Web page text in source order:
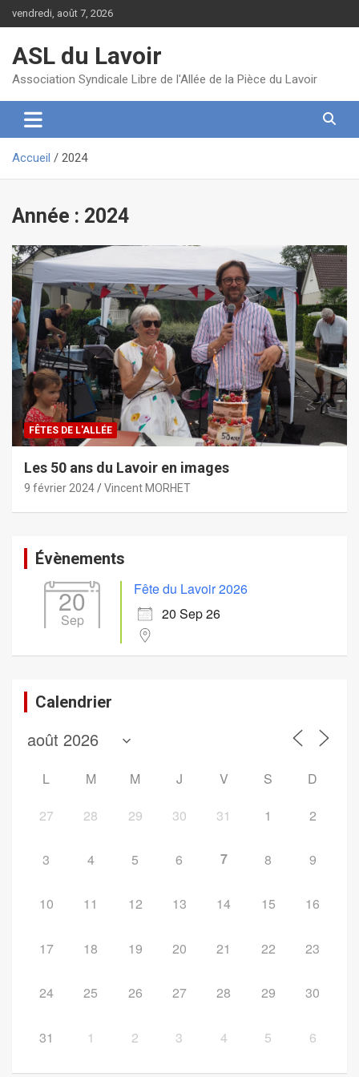
au
vendredi, août 7, 2026
ASL du Lavoir
Association Syndicale Libre de l'Allée de la Pièce du Lavoir
Accueil 2024
Année : 2024
FÊTES DE L'ALLÉE
Les 50 ans du Lavoir en images
9 février 2024 Vincent MORHET
Évènements
20
Sep
Fête du Lavoir 2026
20 Sep 26
Calendrier
L M M J V S
D
27
28 29 30 31 1 2
3 4 5 6 7 8 9
10 11 12 13 14 15 16
17 18 19 20 21 22 23
24 25 26 27 28 29 30
31 1 2 3 4 5 6